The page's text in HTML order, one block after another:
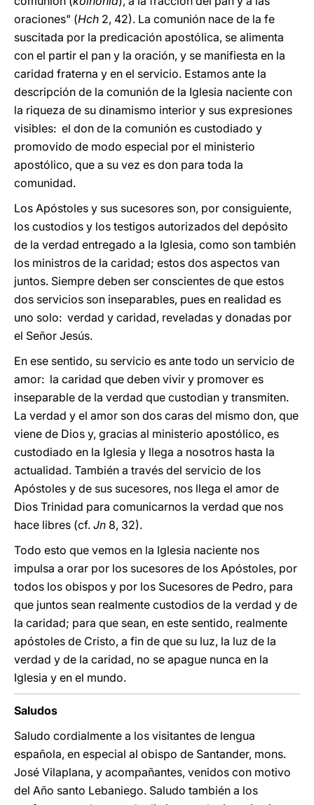
oraciones" (Hch 2, 42). La comunión nace de la fe
suscitada por la predicación apostólica, se alimenta
con el partir el pan y la oración, y se manifiesta en la
caridad fraterna y en el servicio. Estamos ante la
descripción de la comunión de la Iglesia naciente con
la riqueza de su dinamismo interior y sus expresiones
visibles: el don de la comunión es custodiado y
promovido de modo especial por el ministerio
apostólico, que a su vez es don para toda la
comunidad.
Los Apóstoles y sus sucesores son, por consiguiente,
los custodios y los testigos autorizados del depósito
de la verdad entregado a la Iglesia, como son también
los ministros de la caridad; estos dos aspectos van
juntos. Siempre deben ser conscientes de que estos
dos servicios son inseparables, pues en realidad es
uno solo: verdad y caridad, reveladas y donadas por
el Señor Jesús.
En ese sentido, su servicio es ante todo un servicio de
amor: la caridad que deben vivir y promover es
inseparable de la verdad que custodian y transmiten.
La verdad y el amor son dos caras del mismo don, que
viene de Dios y, gracias al ministerio apostólico, es
custodiado en la Iglesia y llega a nosotros hasta la
actualidad. También a través del servicio de los
Apóstoles y de sus sucesores, nos llega el amor de
Dios Trinidad para comunicarnos la verdad que nos
hace libres (cf. Jn 8, 32).
Todo esto que vemos en la Iglesia naciente nos
impulsa a orar por los sucesores de los Apóstoles, por
todos los obispos y por los Sucesores de Pedro, para
que juntos sean realmente custodios de la verdad y de
la caridad; para que sean, en este sentido, realmente
apóstoles de Cristo, a fin de que su luz, la luz de la
verdad y de la caridad, no se apague nunca en la
Iglesia y en el mundo.
Saludos
Saludo cordialmente a los visitantes de lengua
española, en especial al obispo de Santander, mons.
José Vilaplana, y acompañantes, venidos con motivo
del Año santo Lebaniego. Saludo también a los